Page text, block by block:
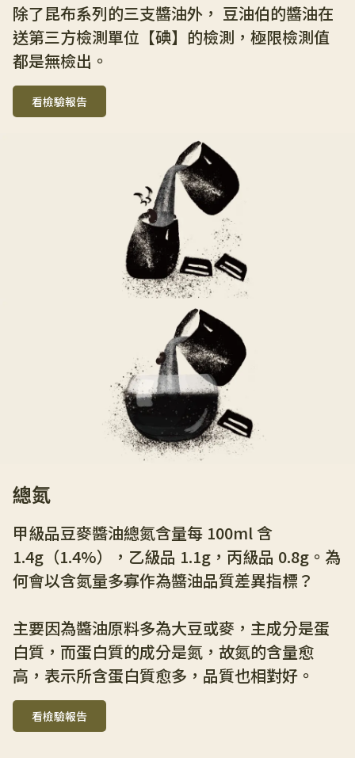
除了昆布系列的三支醬油外， 豆油伯的醬油在
送第三方檢測單位【碘】的檢測，極限檢測值
都是無檢出。
看檢驗報告
總氮
甲級品豆麥醬油總氮含量每 100ml 含
1.4g（1.4%），乙級品 1.1g，丙級品 0.8g。為
何會以含氮量多寡作為醬油品質差異指標？
主要因為醬油原料多為大豆或麥，主成分是蛋
白質，而蛋白質的成分是氮，故氮的含量愈
高，表示所含蛋白質愈多，品質也相對好。
看檢驗報告